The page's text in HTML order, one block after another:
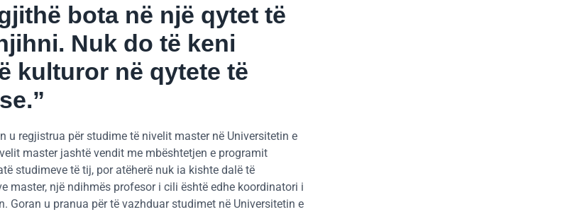
bota në një qytet të
Nuk do të keni
kulturor në qytete të
u regjistrua për studime të nivelit master në Universitetin e
master jashtë vendit me mbështetjen e programit
studimeve të tij, por atëherë nuk ia kishte dalë të
master, një ndihmës profesor i cili është edhe koordinatori i
Goran u pranua për të vazhduar studimet në Universitetin e